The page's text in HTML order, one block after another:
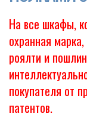
На все шкафы,
охранная
роялти и
покупателя от
патентов.